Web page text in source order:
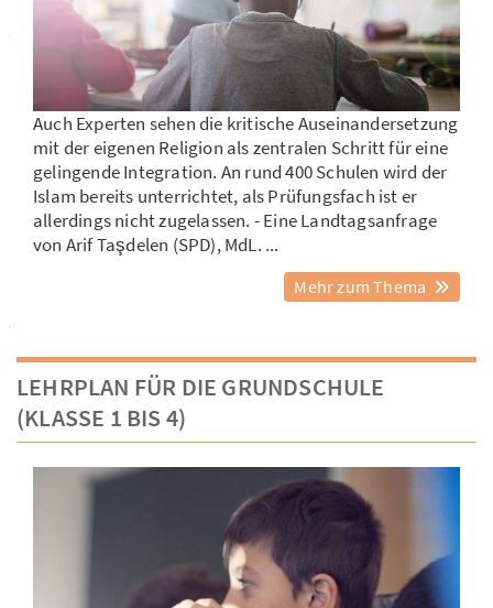
Auch Experten sehen die kritische Auseinandersetzung
mit der eigenen Religion als zentralen Schritt für eine
gelingende Integration. An rund 400 Schulen wird der
Islam bereits unterrichtet, als Prüfungsfach ist er
allerdings nicht zugelassen. - Eine Landtagsanfrage
von Arif Taşdelen (SPD), MdL. ...
Mehr zum Thema
LEHRPLAN FÜR DIE GRUNDSCHULE
(KLASSE 1 BIS 4)